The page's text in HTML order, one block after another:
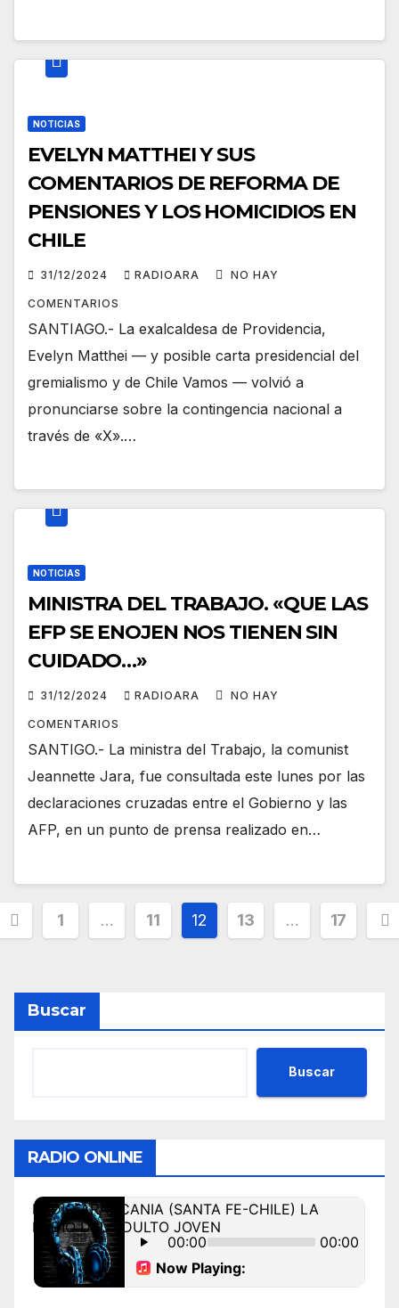
NOTICIAS
EVELYN MATTHEI Y SUS
COMENTARIOS DE REFORMA DE
PENSIONES Y LOS HOMICIDIOS EN
CHILE
31/12/2024 RADIOARA NO HAY
COMENTARIOS
SANTIAGO.- La exalcaldesa de Providencia,
Evelyn Matthei — y posible carta presidencial del
gremialismo y de Chile Vamos — volvió a
pronunciarse sobre la contingencia nacional a
través de «X».…
NOTICIAS
MINISTRA DEL TRABAJO. «QUE LAS
EFP SE ENOJEN NOS TIENEN SIN
CUIDADO…»
31/12/2024 RADIOARA NO HAY
COMENTARIOS
SANTIGO.- La ministra del Trabajo, la comunist
Jeannette Jara, fue consultada este lunes por las
declaraciones cruzadas entre el Gobierno y las
AFP, en un punto de prensa realizado en…
1 … 11 12 13 … 17
Buscar
Buscar
RADIO ONLINE